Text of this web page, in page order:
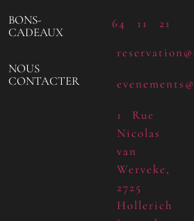
BONS-
CADEAUX
NOUS
CONTACTER
64 11 21
1 Rue
Nicolas
van
Werveke,
2725
Hollerich